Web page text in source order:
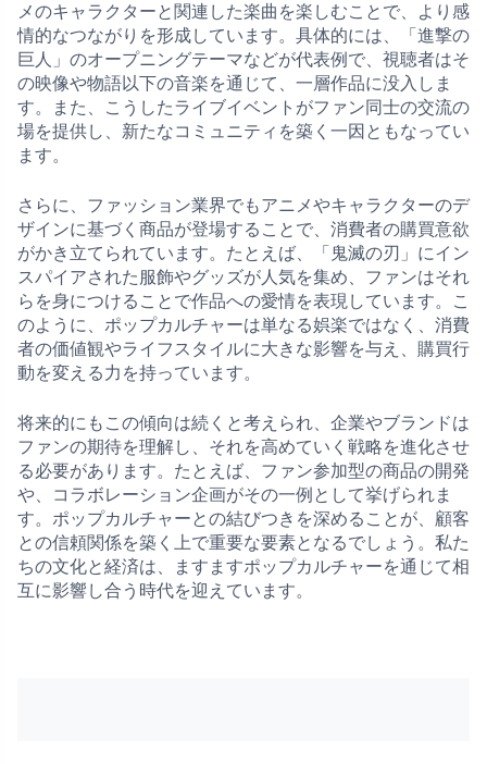
メのキャラクターと関連した楽曲を楽しむことで、より感
情的なつながりを形成しています。具体的には、「進撃の
巨人」のオープニングテーマなどが代表例で、視聴者はそ
の映像や物語以下の音楽を通じて、一層作品に没入しま
す。また、こうしたライブイベントがファン同士の交流の
場を提供し、新たなコミュニティを築く一因ともなってい
ます。
さらに、ファッション業界でもアニメやキャラクターのデ
ザインに基づく商品が登場することで、消費者の購買意欲
がかき立てられています。たとえば、「鬼滅の刃」にイン
スパイアされた服飾やグッズが人気を集め、ファンはそれ
らを身につけることで作品への愛情を表現しています。こ
のように、ポップカルチャーは単なる娯楽ではなく、消費
者の価値観やライフスタイルに大きな影響を与え、購買行
動を変える力を持っています。
将来的にもこの傾向は続くと考えられ、企業やブランドは
ファンの期待を理解し、それを高めていく戦略を進化させ
る必要があります。たとえば、ファン参加型の商品の開発
や、コラボレーション企画がその一例として挙げられま
す。ポップカルチャーとの結びつきを深めることが、顧客
との信頼関係を築く上で重要な要素となるでしょう。私た
ちの文化と経済は、ますますポップカルチャーを通じて相
互に影響し合う時代を迎えています。